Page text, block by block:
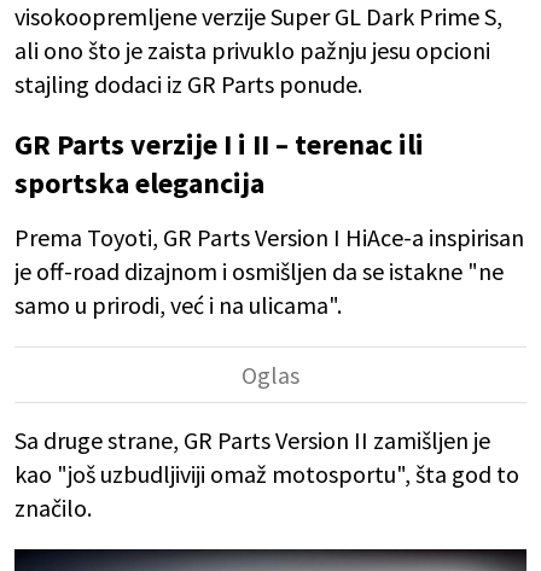
visokoopremljene verzije Super GL Dark Prime S,
ali ono što je zaista privuklo pažnju jesu opcioni
stajling dodaci iz GR Parts ponude.
GR Parts verzije I i II – terenac ili
sportska elegancija
Prema Toyoti, GR Parts Version I HiAce-a inspirisan
je off-road dizajnom i osmišljen da se istakne "ne
samo u prirodi, već i na ulicama".
Sa druge strane, GR Parts Version II zamišljen je
kao "još uzbudljiviji omaž motosportu", šta god to
značilo.